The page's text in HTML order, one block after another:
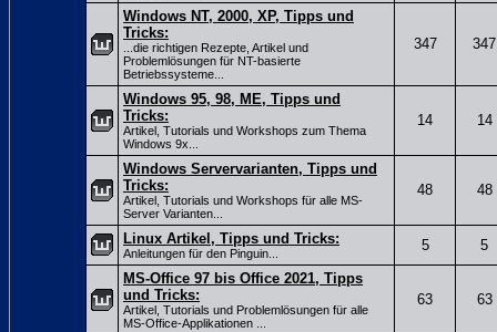
Windows NT, 2000, XP, Tipps und
Tricks:
...die richtigen Rezepte, Artikel und
Problemlösungen für NT-basierte
Betriebssysteme...
347 347
Windows 95, 98, ME, Tipps und
Tricks:
Artikel, Tutorials und Workshops zum Thema
Windows 9x...
14 14
Windows Servervarianten, Tipps und
Tricks:
Artikel, Tutorials und Workshops für alle MS-
Server Varianten...
48 48
Linux Artikel, Tipps und Tricks:
Anleitungen für den Pinguin... 5
5
MS-Office 97 bis Office 2021, Tipps
und Tricks:
Artikel, Tutorials und Problemlösungen für alle
MS-Office-Applikationen ...
63 63